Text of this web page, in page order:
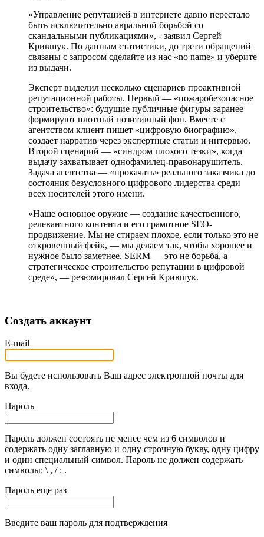
«Управление репутацией в интернете давно перестало
быть исключительно авральной борьбой со
скандальными публикациями», - заявил Сергей
Крившук. По данным статистики, до трети обращений
связаны с запросом сделайте из нас «no name» и уберите
из выдачи.
Эксперт выделил несколько сценариев проактивной
репутационной работы. Первый — «пожаробезопасное
строительство»: будущие публичные фигуры заранее
формируют плотный позитивный фон. Вместе с
агентством клиент пишет «цифровую биографию»,
создает нарратив через экспертные статьи и интервью.
Второй сценарий — «синдром плохого тезки», когда
выдачу захватывает однофамилец-правонарушитель.
Задача агентства — «прокачать» реального заказчика до
состояния безусловного цифрового лидерства среди
всех носителей этого имени.
«Наше основное оружие — создание качественного,
релевантного контента и его грамотное SEO-
продвижение. Мы не стираем плохое, если только это не
откровенный фейк, — мы делаем так, чтобы хорошее и
нужное было заметнее. SERM — это не борьба, а
стратегическое строительство репутации в цифровой
среде», — резюмировал Сергей Крившук.
Создать аккаунт
E-mail
Вы будете использовать Ваш адрес электронной почты для
входа.
Пароль
Пароль должен состоять не менее чем из 6 символов и
содержать одну заглавную и одну строчную букву, одну цифру
и один специальный символ. Пароль не должен содержать
символы: \ , / : .
Пароль еще раз
Введите ваш пароль для подтверждения